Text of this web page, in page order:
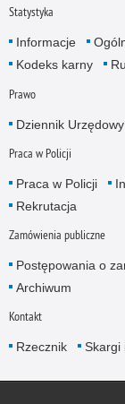
Statystyka
Informacje
Kodeks karny
Prawo
Dziennik
Praca w Policji
Praca w Policji
Rekrutacja
Zamówienia publiczne
Postępowania o
Archiwum
Kontakt
Rzecznik Skargi